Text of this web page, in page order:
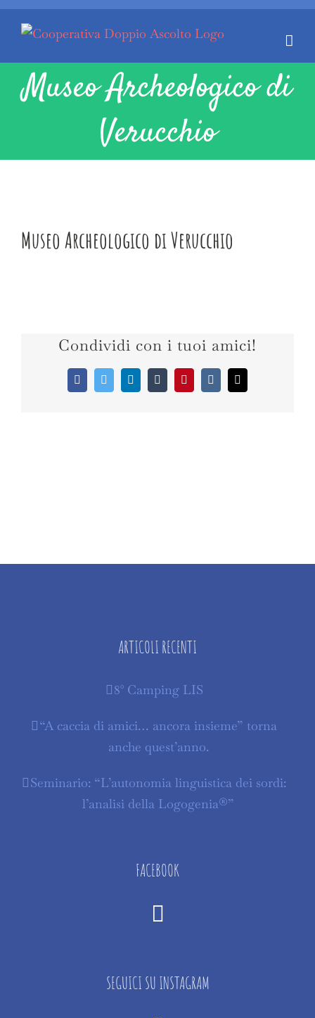
contenuto
Museo Archeologico di
Verucchio
Museo Archeologico di Verucchio
Condividi con i tuoi amici!
FacebookTwitterLinkedInTumblrPinterestVk Email
ARTICOLI RECENTI
8° Camping LIS
“A caccia di amici… ancora insieme” torna
anche quest’anno.
Seminario: “L’autonomia linguistica dei sordi:
l’analisi della Logogenia®”
FACEBOOK
SEGUICI SU INSTAGRAM